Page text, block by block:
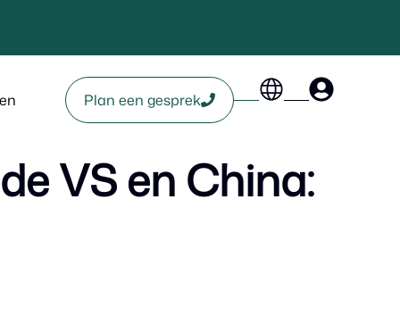
Plan een gesprek
VS en China: